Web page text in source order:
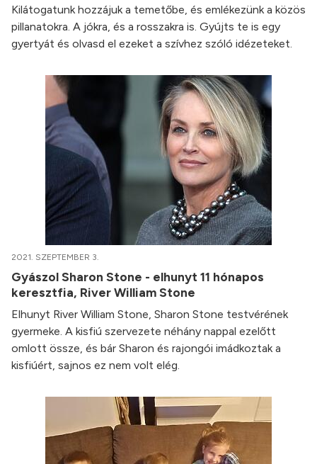
Kilátogatunk hozzájuk a temetőbe, és emlékezünk a közös
pillanatokra. A jókra, és a rosszakra is. Gyújts te is egy
gyertyát és olvasd el ezeket a szívhez szóló idézeteket.
2021. SZEPTEMBER 3.
Gyászol Sharon Stone - elhunyt 11 hónapos
keresztfia, River William Stone
Elhunyt River William Stone, Sharon Stone testvérének
gyermeke. A kisfiú szervezete néhány nappal ezelőtt
omlott össze, és bár Sharon és rajongói imádkoztak a
kisfiúért, sajnos ez nem volt elég.